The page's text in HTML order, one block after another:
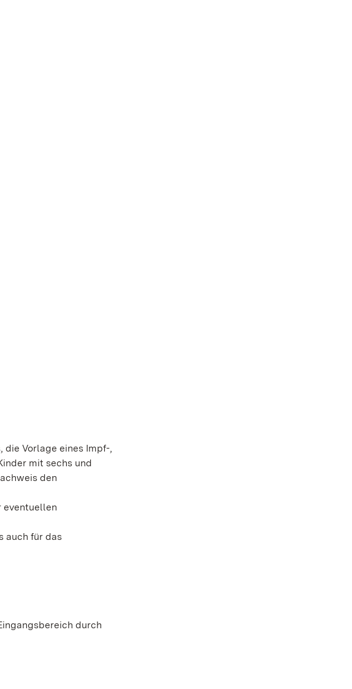
die Vorlage eines Impf-,
mit sechs und
den
eventuellen
auch für das
durch